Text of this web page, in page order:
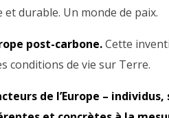
durable. Un monde de paix.
post-carbone.Cette
conditions de vie sur Terre.
de l’Europe –